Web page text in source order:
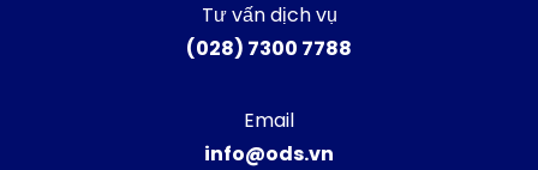
Tư vấn dịch vụ
(028) 7300 7788
Email
info@ods.vn